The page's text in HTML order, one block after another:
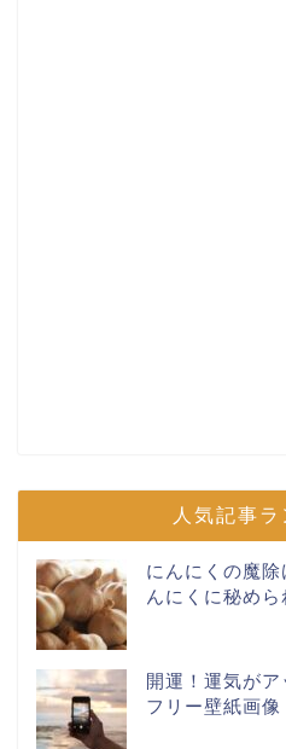
人気記事
にんにくの魔
んにくに秘め
開運！運気が
フリー壁紙画像